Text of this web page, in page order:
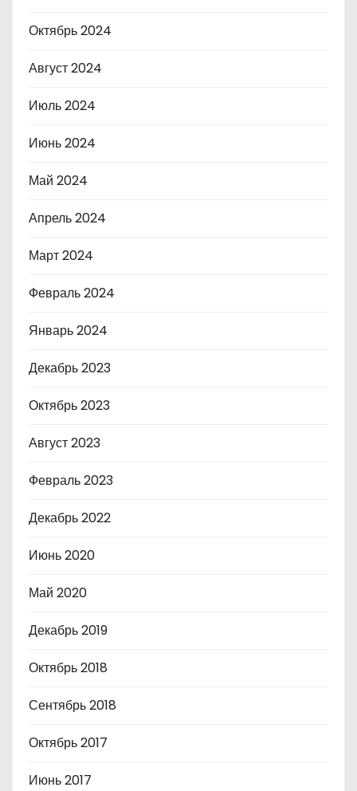
Октябрь 2024
Август 2024
Июль 2024
Июнь 2024
Май 2024
Апрель 2024
Март 2024
Февраль 2024
Январь 2024
Декабрь 2023
Октябрь 2023
Август 2023
Февраль 2023
Декабрь 2022
Июнь 2020
Май 2020
Декабрь 2019
Октябрь 2018
Сентябрь 2018
Октябрь 2017
Июнь 2017